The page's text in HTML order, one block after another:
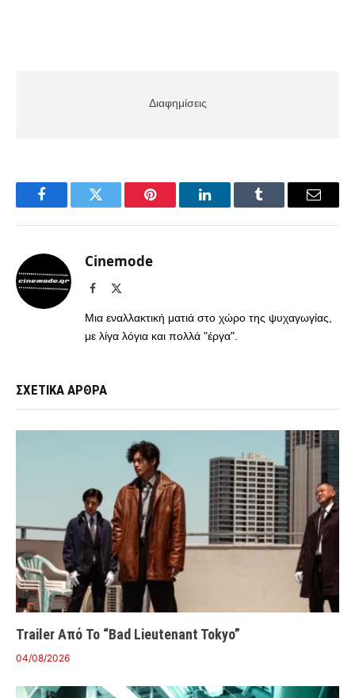
Διαφημίσεις
FacebookTwitter Pinterest LinkedInTumblr Email
Cinemode
Facebook
Μια εναλλακτική ματιά στο χώρο της ψυχαγωγίας,
με λίγα λόγια και πολλά "έργα".
ΣΧΕΤΙΚΑ ΑΡΘΡΑ
Trailer Από Το “Bad Lieutenant Tokyo”
04/08/2026